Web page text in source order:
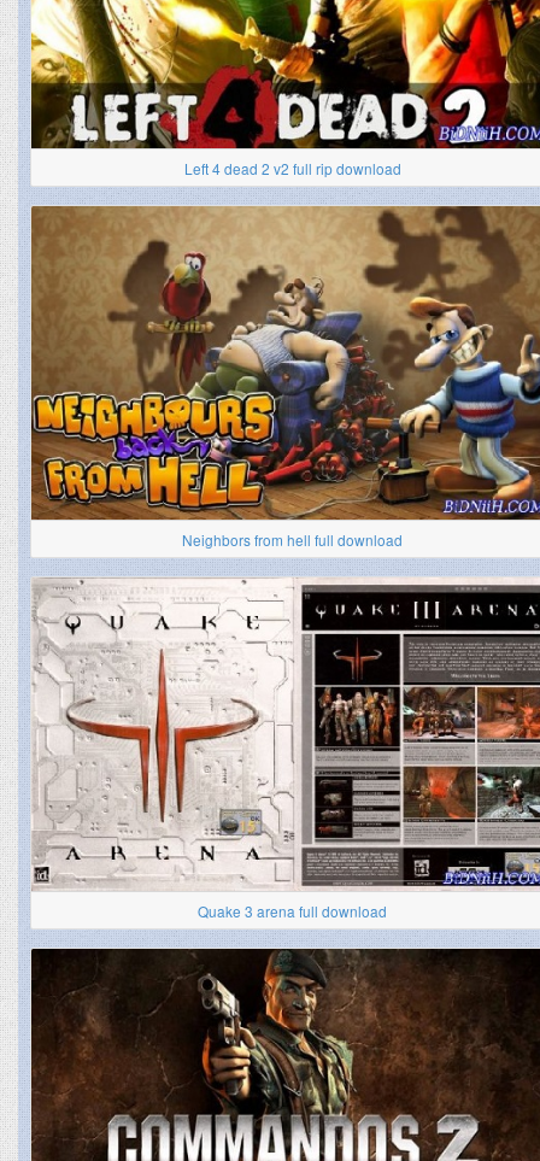
Left 4 dead 2 v2 full rip download
Neighbors from hell full download
Quake 3 arena full download